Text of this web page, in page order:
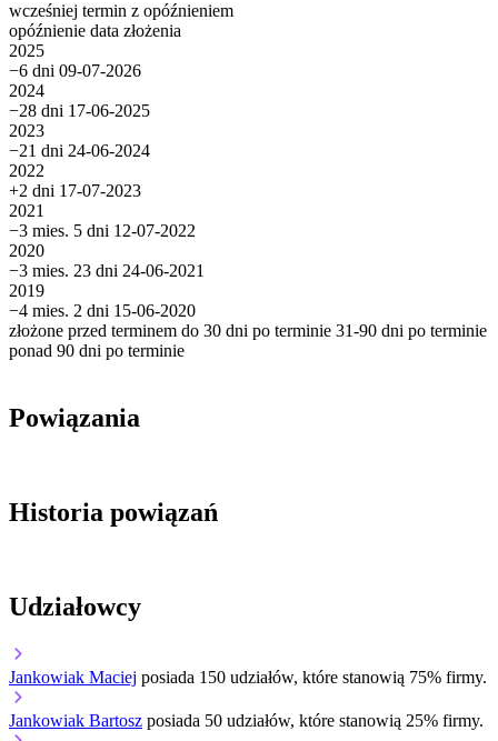
wcześniej termin z opóźnieniem
opóźnienie data złożenia
2025
−6 dni 09-07-2026
2024
−28 dni 17-06-2025
2023
−21 dni 24-06-2024
2022
+2 dni 17-07-2023
2021
−3 mies. 5 dni 12-07-2022
2020
−3 mies. 23 dni 24-06-2021
2019
−4 mies. 2 dni 15-06-2020
złożone przed terminem do 30 dni po terminie 31-90 dni po terminie
ponad 90 dni po terminie
Powiązania
Historia powiązań
Udziałowcy
Jankowiak Maciej posiada 150 udziałów, które stanowią 75% firmy.
Jankowiak Bartosz posiada 50 udziałów, które stanowią 25% firmy.